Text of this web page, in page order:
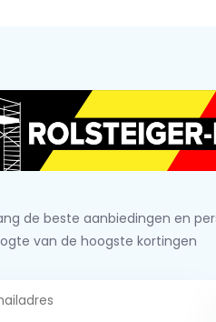
de beste aanbiedingen en
van de hoogste kortingen